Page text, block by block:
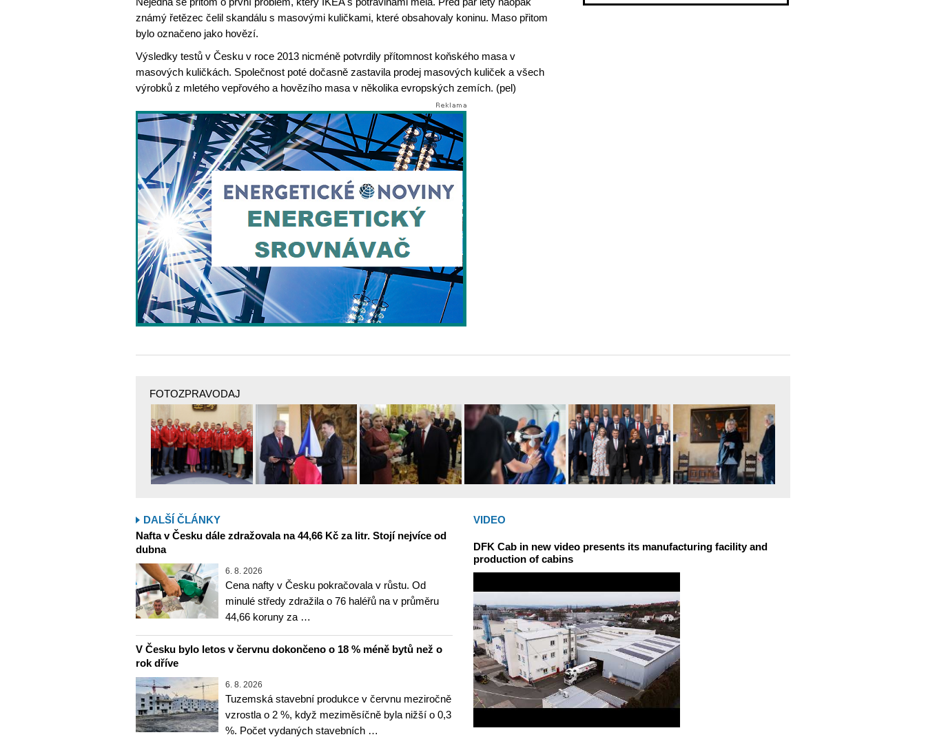
známý řetězec čelil skandálu s masovými kuličkami, které obsahovaly koninu. Maso přitom
bylo označeno jako hovězí.
Výsledky testů v Česku v roce 2013 nicméně potvrdily přítomnost koňského masa v
masových kuličkách. Společnost poté dočasně zastavila prodej masových kuliček a všech
výrobků z mletého vepřového a hovězího masa v několika evropských zemích. (pel)
FOTOZPRAVODAJ
DALŠÍ ČLÁNKY
Nafta v Česku dále zdražovala na 44,66 Kč za litr. Stojí nejvíce od
dubna
6. 8. 2026
Cena nafty v Česku pokračovala v růstu. Od
minulé středy zdražila o 76 haléřů na v průměru
44,66 koruny za …
V Česku bylo letos v červnu dokončeno o 18 % méně bytů než o
rok dříve
6. 8. 2026
Tuzemská stavební produkce v červnu meziročně
vzrostla o 2 %, když meziměsíčně byla nižší o 0,3
%. Počet vydaných stavebních …
VIDEO
DFK Cab in new video presents its manufacturing facility and
production of cabins